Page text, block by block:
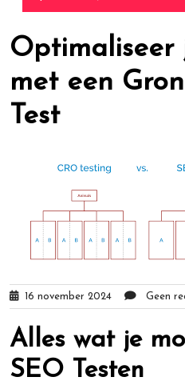
Optimaliseer
met een
Test
16 november 2024 Geen
Alles wat je
SEO Testen